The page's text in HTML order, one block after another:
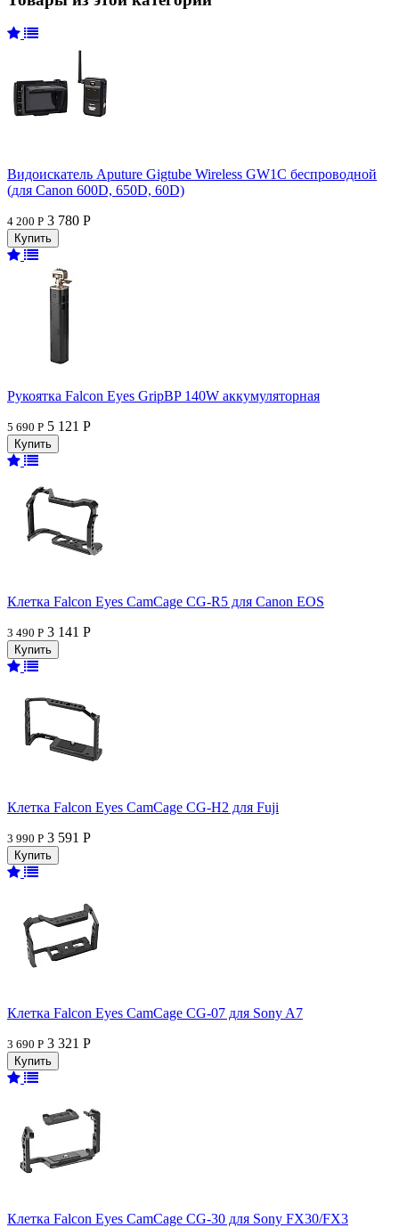
Видоискатель Aputure Gigtube Wireless GW1C беспроводной
(для Canon 600D, 650D, 60D)
4 200 Р 3 780 Р
Рукоятка Falcon Eyes GripBP 140W аккумуляторная
5 690 Р 5 121 Р
Клетка Falcon Eyes CamCage CG-R5 для Canon EOS
3 490 Р 3 141 Р
Клетка Falcon Eyes CamCage CG-H2 для Fuji
3 990 Р 3 591 Р
Клетка Falcon Eyes CamCage CG-07 для Sony A7
3 690 Р 3 321 Р
Клетка Falcon Eyes CamCage CG-30 для Sony FX30/FX3